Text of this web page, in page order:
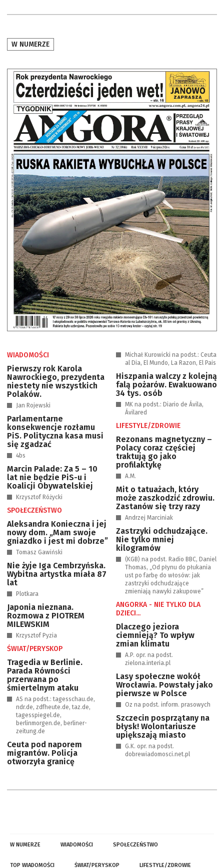
W NUMERZE
WIADOMOŚCI
Pierwszy rok Karola
Nawrockiego, prezydenta
niestety nie wszystkich
Polaków.
Jan Rojewski
Parlamentarne
konsekwencje rozłamu
PiS. Polityczna kasa musi
się zgadzać
4bs
Marcin Palade: Za 5 – 10
lat nie będzie PiS-u i
Koalicji Obywatelskiej
Krzysztof Różycki
SPOŁECZEŃSTWO
Aleksandra Konieczna i jej
nowy dom. „Mam swoje
gniazdko i jest mi dobrze”
Tomasz Gawiński
Nie żyje Iga Cembrzyńska.
Wybitna artystka miała 87
lat
Plotkara
Japonia nieznana.
Rozmowa z PIOTREM
MILEWSKIM
Krzysztof Pyzia
ŚWIAT/PERYSKOP
Tragedia w Berlinie.
Parada Równości
przerwana po
śmiertelnym ataku
AS na podst.: tagesschau.de,
ndr.de, zdfheute.de, taz.de,
tagesspiegel.de,
berlinmorgen.de, berliner-
zeitung.de
Ceuta pod naporem
migrantów. Policja
otworzyła granicę
Michał Kurowicki na podst.: Ceuta
al Dia, El Mundo, La Razon, El Pais
Hiszpania walczy z kolejną
falą pożarów. Ewakuowano
34 tys. osób
MK na podst.: Diario de Ávila,
Ávilared
LIFESTYLE/ZDROWIE
Rezonans magnetyczny –
Polacy coraz częściej
traktują go jako
profilaktykę
A.M.
Mit o tatuażach, który
może zaszkodzić zdrowiu.
Zastanów się trzy razy
Andrzej Marciniak
Zastrzyki odchudzające.
Nie tylko mniej
kilogramów
(KGB) na podst. Radio BBC, Daniel
Thomas, „Od płynu do płukania
ust po farbę do włosów: jak
zastrzyki odchudzające
zmieniają nawyki zakupowe”
ANGORKA - NIE TYLKO DLA
DZIECI...
Dlaczego jeziora
ciemnieją? To wpływ
zmian klimatu
A.P. opr. na podst.
zielona.interia.pl
Lasy społeczne wokół
Wrocławia. Powstały jako
pierwsze w Polsce
Oz na podst. inform. prasowych
Szczecin posprzątany na
błysk! Wolontariusze
upiększają miasto
G.K. opr. na podst.
dobrewiadomosci.net.pl
W NUMERZE WIADOMOŚCI SPOŁECZEŃSTWO
TOP WIADOMOŚCI ŚWIAT/PERYSKOP LIFESTYLE/ZDROWIE